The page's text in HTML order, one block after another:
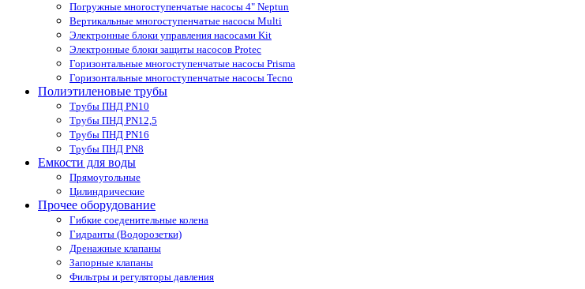
Погружные многоступенчатые насосы 4" Neptun
Вертикальные многоступенчатые насосы Multi
Электронные блоки управления насосами Kit
Электронные блоки защиты насосов Protec
Горизонтальные многоступенчатые насосы Prisma
Горизонтальные многоступенчатые насосы Tecno
Полиэтиленовые трубы
Трубы ПНД PN10
Трубы ПНД PN12,5
Трубы ПНД PN16
Трубы ПНД PN8
Емкости для воды
Прямоугольные
Цилиндрические
Прочее оборудование
Гибкие соеденительные колена
Гидранты (Водорозетки)
Дренажные клапаны
Запорные клапаны
Фильтры и регуляторы давления